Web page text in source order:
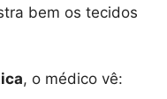
bem os tecidos
, o médico vê: